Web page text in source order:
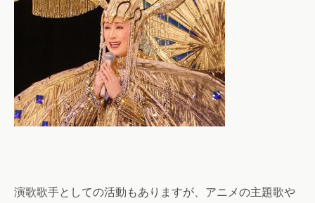
演歌歌手としての活動もありますが、アニメの主題歌や